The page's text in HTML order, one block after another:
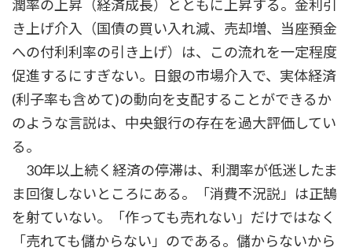
潤率の上昇（経済成長）とともに上昇する。金利引
き上げ介入（国債の買い入れ減、売却増、当座預金
への付利利率の引き上げ）は、この流れを一定程度
促進するにすぎない。日銀の市場介入で、実体経済
(利子率も含めて)の動向を支配することができるか
のような言説は、中央銀行の存在を過大評価してい
る。
30年以上続く経済の停滞は、利潤率が低迷したま
ま回復しないところにある。「消費不況説」は正鵠
を射ていない。「作っても売れない」だけではなく
「売れても儲からない」のである。儲からないから